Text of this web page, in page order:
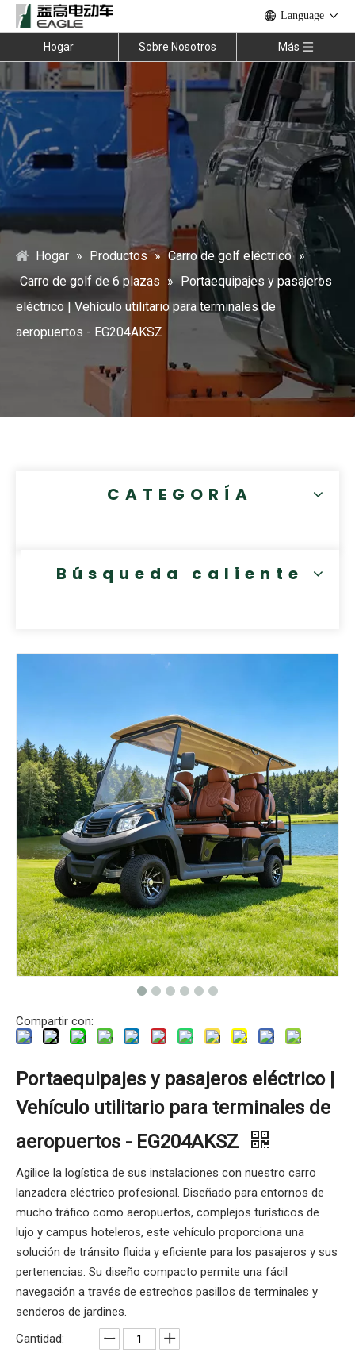
Language
Hogar Sobre Nosotros Más
Hogar » Productos » Carro de golf eléctrico »
Carro de golf de 6 plazas » Portaequipajes y pasajeros
eléctrico | Vehículo utilitario para terminales de
aeropuertos - EG204AKSZ
CATEGORÍA
Búsqueda caliente
Compartir con:
Portaequipajes y pasajeros eléctrico |
Vehículo utilitario para terminales de
aeropuertos - EG204AKSZ
Agilice la logística de sus instalaciones con nuestro carro
lanzadera eléctrico profesional. Diseñado para entornos de
mucho tráfico como aeropuertos, complejos turísticos de
lujo y campus hoteleros, este vehículo proporciona una
solución de tránsito fluida y eficiente para los pasajeros y sus
pertenencias. Su diseño compacto permite una fácil
navegación a través de estrechos pasillos de terminales y
senderos de jardines.
Cantidad: